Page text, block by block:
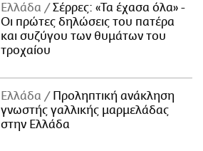
Ελλάδα
Σέρρες: «Τα έχασα όλα» -
Οι πρώτες δηλώσεις του πατέρα
και συζύγου των θυμάτων του
τροχαίου
Ελλάδα
Προληπτική ανάκληση
γνωστής γαλλικής μαρμελάδας
στην Ελλάδα